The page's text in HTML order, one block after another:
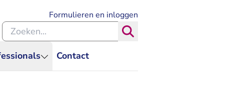
Contact
Formulieren en inloggen
Zoeken binnen de Rechtspraak